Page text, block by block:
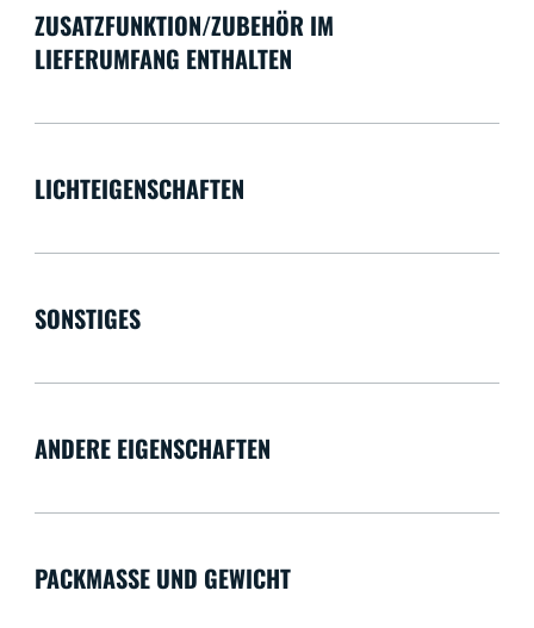
ZUSATZFUNKTION/ZUBEHÖR IM
LIEFERUMFANG ENTHALTEN
LICHTEIGENSCHAFTEN
SONSTIGES
ANDERE EIGENSCHAFTEN
PACKMASSE UND GEWICHT